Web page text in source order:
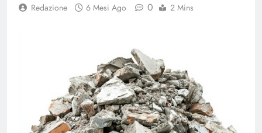
Redazione 6 Mesi Ago 0 2 Mins